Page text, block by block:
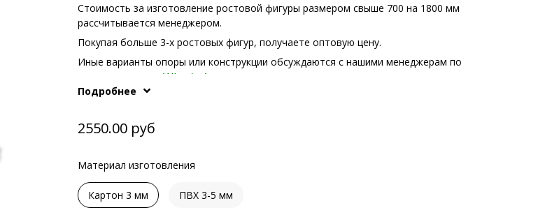
Стоимость за изготовление ростовой фигуры размером свыше 700 на 1800 мм
рассчитывается менеджером.
Покупая больше 3-х ростовых фигур, получаете оптовую цену.
Иные варианты опоры или конструкции обсуждаются с нашими менеджерам по
телефонам или вWhat's App
Подробнее
2550.00 руб
Материал изготовления
Картон 3 мм ПВХ 3-5 мм